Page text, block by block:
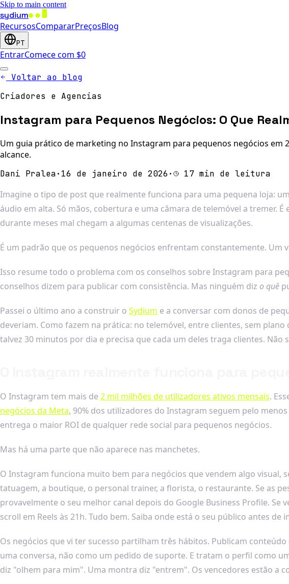
Skip to main content
sydium
RecursosCompararPreçosBlog
PT
EntrarComece com $0
Voltar ao blog
Criadores e Agencias
Instagram para Pequenos Negócios: O Que
Um guia prático de marketing no Instagram para pequenos negócios em
alcance.
Dani Pralea· 16 de janeiro de 2026· 17 min de leitura
Imagine o tipo de post que realmente funciona para uma pequena loja:
áudio em alta. Só mãos, cobertura e uma câmara de telemóvel a tremer.
durante meses mal chegam a algumas centenas de visualizações.
É um padrão que os pequenos negócios enfrentam constantemente.
Isso resume todo o problema com os conselhos sobre Instagram para
conselhos dizem para publicar com consistência. Mas ninguém diz o quê
Passei o último ano a construir o Sydium e a conversar com donos de
deveriam. Como fazem na prática: no telemóvel, entre clientes, sem
talvez 30 minutos por dia e precisa que cada um deles traga clientes. Não
O Instagram tem mais de 2 mil milhões de utilizadores ativos mensais.
negócios da Meta, 90% dos utilizadores do Instagram seguem pelo
entrega o maior ROI de qualquer rede social para pequenos negócios.
Mas há uma parte que não aparece nas manchetes.
O Instagram funciona muito bem para negócios que vendem algo visual,
tatuagem, a boutique, o personal trainer, a florista, o restaurante. Se as
provavelmente o seu melhor canal depois do Google Business Profile.
scroll em Reels às 21h. Tudo bem. Saiba onde está o seu público antes de
Os negócios que vi ter sucesso partilham três hábitos. Publicam
uma conversa, não como um pedido de suporte. E tratam o perfil como
diz "olhem para mim". Uma montra diz "entrem". Os vencedores estão a